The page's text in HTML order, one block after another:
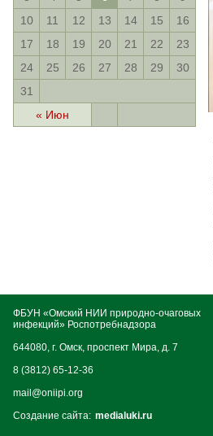
« Июн
10
11 12 13 14 15
16
17
18 19 20 21 22
23
24
25 26 27 28 29
30
31
ФБУН «Омский НИИ природно-очаговых
инфекций» Роспотребнадзора
644080, г. Омск, проспект Мира, д. 7
8 (3812) 65-12-36
mail@oniipi.org
Создание сайта: medialuki.ru